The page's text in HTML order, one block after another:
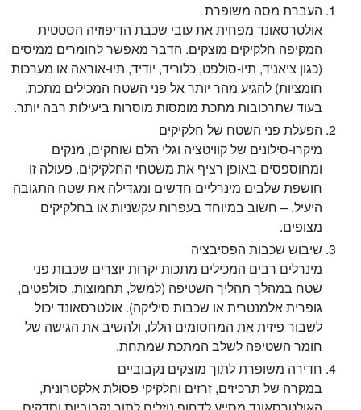
העברת מסה משופרת
אולטרסאונד מפחית את עובי שכבת הדיפוזיה הסטטית
המקיפה חלקיקים מוצקים. הדבר מאפשר לחומרים ממיסים
(כגון ציאניד, תיו-סולפט, כלוריד, יודיד, תיו-אוראה או מערכות
חומציות) להגיע מהר יותר אל פני השטח המכילים מתכת,
בעוד שתרכובות מתכת מומסות מוסרות ביעילות רבה יותר.
הפעלת פני השטח של חלקיקים
מיקרו-סילונים של קוויטציה וגלי הלם שוחקים, מנקים
ומחוספסים באופן רציף את משטחי החלקיקים. פעולה זו
חושפת שלבים מינרליים חדשים ומגדילה את שטח התגובה
היעיל. – חשוב במיוחד בעפרות עקשניות או בחלקיקים
מצופים.
שיבוש שכבות הפסיבציה
מינרלים רבים המכילים מתכות יקרות יוצרים שכבות פני
שטח במהלך תהליך השטיפה (למשל, תחמוצות, סולפטים,
גופרית אלמנטרית או שכבות סיליקה). אולטרסאונד יכול
לשבור פיזית את המחסומים הללו, ולהשיב את הגישה של
חומר השטיפה לשלב המתכת שמתחת.
חדירה משופרת לתוך מוצקים נקבוביים
במקרה של תרכיזים, זרזים וחלקיקי פסולת אלקטרונית,